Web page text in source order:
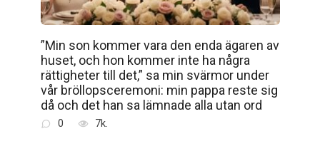
”Min son kommer vara den enda ägaren av
huset, och hon kommer inte ha några
rättigheter till det,” sa min svärmor under
vår bröllopsceremoni: min pappa reste sig
då och det han sa lämnade alla utan ord
0 7k.